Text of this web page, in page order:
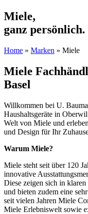
Miele,
ganz persönlich.
Home » Marken » Miele
Miele
Basel
Willkommen bei U.
Haushaltsgeräte in
Welt von Miele und
und Design für Ihr
Warum Miele?
Miele steht seit über 120
innovative
Diese zeigen sich in
und bieten zudem eine
seit vielen Jahren Miele
Miele Erlebniswelt sowie